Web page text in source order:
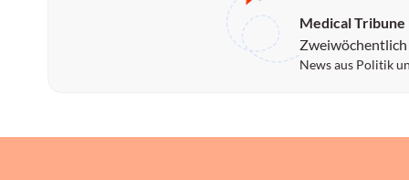
Medical
News aus Politik